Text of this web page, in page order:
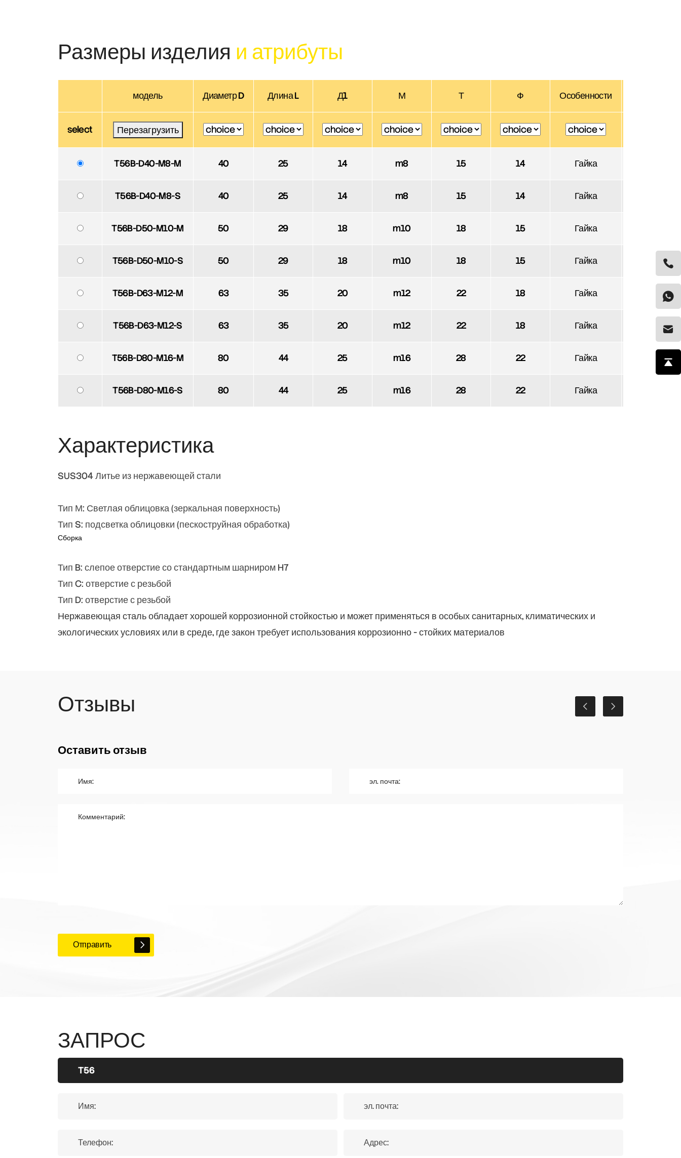
Размеры изделия и атрибуты
модель Диаметр D Длина L Д1 М Т Ф Особенности
select Перезагрузить
T56B-D40-M8-M 40 25 14 m8 15 14 Гайка
T56B-D40-M8-S 40 25 14 m8 15 14 Гайка
T56B-D50-M10-M 50 29 18 m10 18 15 Гайка
T56B-D50-M10-S 50 29 18 m10 18 15 Гайка
T56B-D63-M12-M 63 35 20 m12 22 18 Гайка
T56B-D63-M12-S 63 35 20 m12 22 18 Гайка
T56B-D80-M16-M 80 44 25 m16 28 22 Гайка
T56B-D80-M16-S 80 44 25 m16 28 22 Гайка
Характеристика
SUS304 Литье из нержавеющей стали
Тип М: Светлая облицовка (зеркальная поверхность)
Тип S: подсветка облицовки (пескоструйная обработка)
Сборка
Тип B: слепое отверстие со стандартным шарниром H7
Тип C: отверстие с резьбой
Тип D: отверстие с резьбой
Нержавеющая сталь обладает хорошей коррозионной стойкостью и может применяться в особых санитарных, климатических и
экологических условиях или в среде, где закон требует использования коррозионно - стойких материалов
Отзывы
Оставить отзыв
Отправить
ЗАПРОС